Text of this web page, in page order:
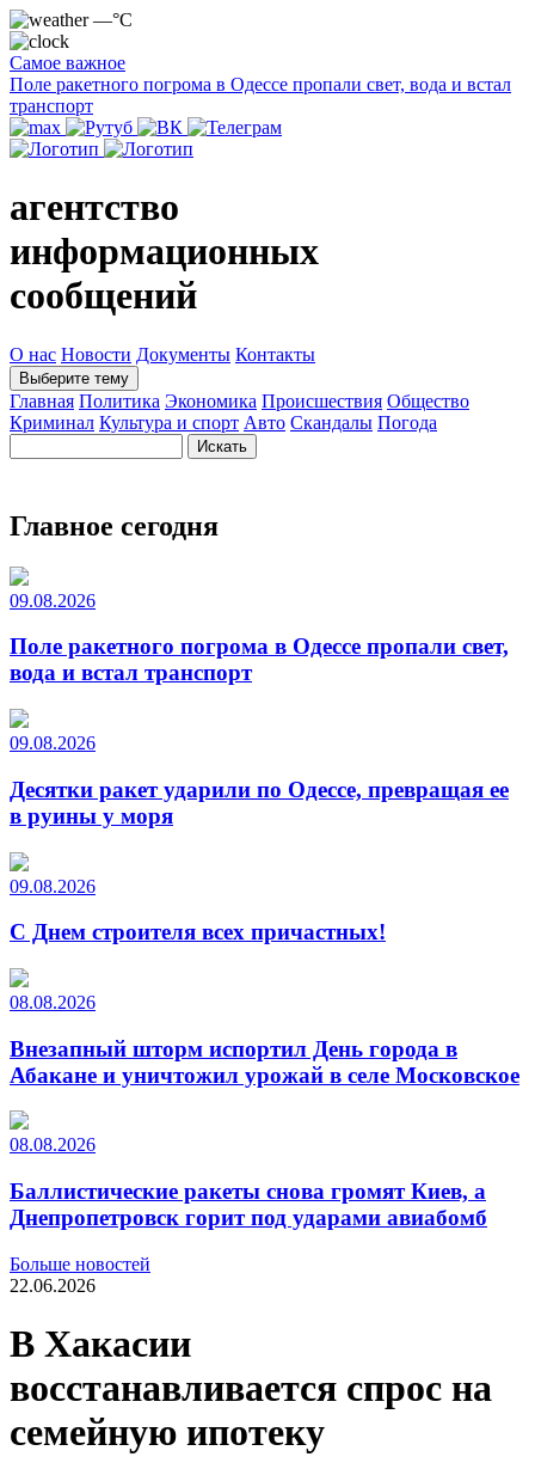
—°C
Самое важное
Поле ракетного погрома в Одессе пропали свет, вода и встал
транспорт
агентство
информационных
сообщений
О нас Новости Документы Контакты
Выберите тему
Главная Политика Экономика Происшествия Общество
Криминал Культура и спорт Авто Скандалы Погода
Главное сегодня
09.08.2026
Поле ракетного погрома в Одессе пропали свет,
вода и встал транспорт
09.08.2026
Десятки ракет ударили по Одессе, превращая ее
в руины у моря
09.08.2026
С Днем строителя всех причастных!
08.08.2026
Внезапный шторм испортил День города в
Абакане и уничтожил урожай в селе Московское
08.08.2026
Баллистические ракеты снова громят Киев, а
Днепропетровск горит под ударами авиабомб
Больше новостей
22.06.2026
В Хакасии
восстанавливается спрос на
семейную ипотеку